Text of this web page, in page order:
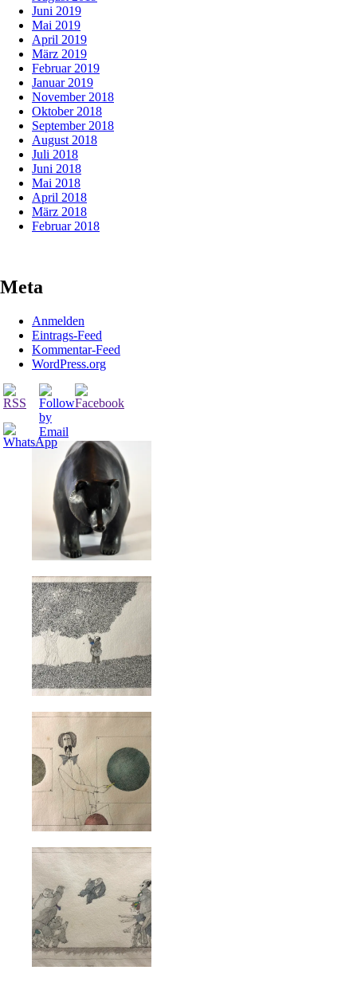
Juni 2019
Mai 2019
April 2019
März 2019
Februar 2019
Januar 2019
November 2018
Oktober 2018
September 2018
August 2018
Juli 2018
Juni 2018
Mai 2018
April 2018
März 2018
Februar 2018
Meta
Anmelden
Eintrags-Feed
Kommentar-Feed
WordPress.org